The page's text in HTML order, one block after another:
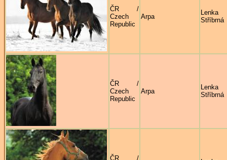
ČR /
Czech
Republic
Arpa
Lenka
Stříbrná
ČR /
Czech
Republic
Arpa
Lenka
Stříbrná
ČR /